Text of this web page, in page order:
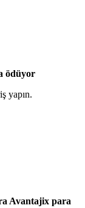
ödüyor
yapın.
Avantajix para